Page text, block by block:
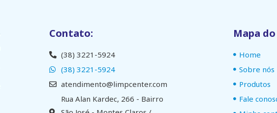
Contato:
(38) 3221-5924
(38) 3221-5924
atendimento@limpcenter.com
Rua Alan Kardec, 266 - Bairro
Mapa
Home
Sobre nós
Produtos
Fale